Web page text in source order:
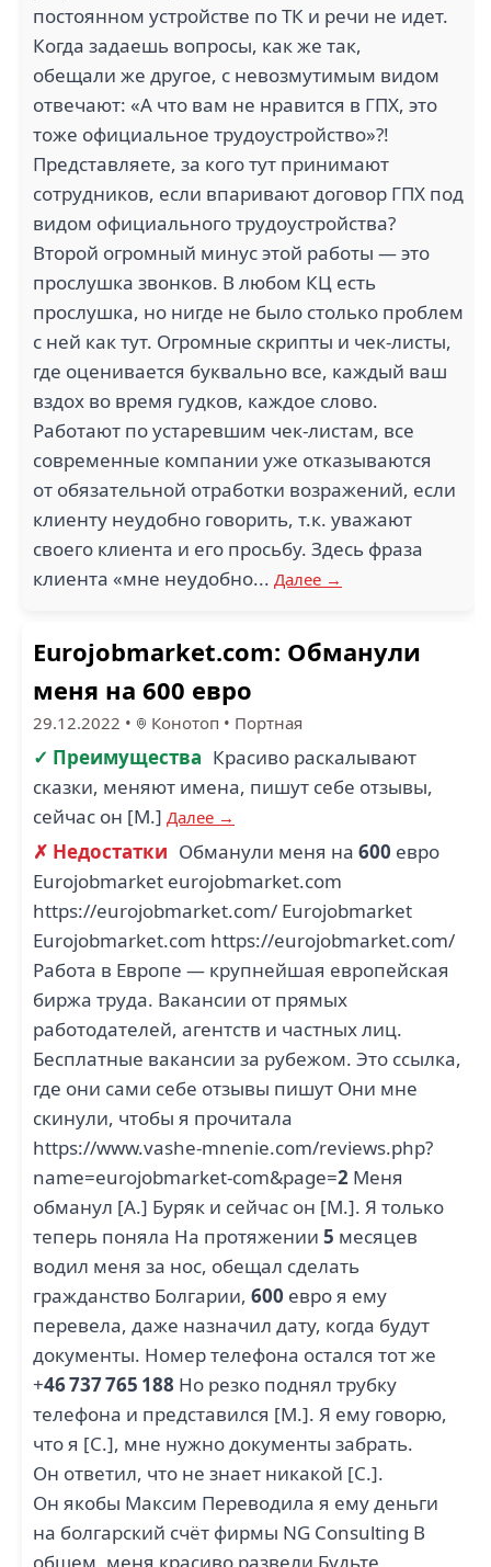
постоянном устройстве по ТК и речи не идет.
Когда задаешь вопросы, как же так,
обещали же другое, с невозмутимым видом
отвечают: «А что вам не нравится в ГПХ, это
тоже официальное трудоустройство»?!
Представляете, за кого тут принимают
сотрудников, если впаривают договор ГПХ под
видом официального трудоустройства?
Второй огромный минус этой работы — это
прослушка звонков. В любом КЦ есть
прослушка, но нигде не было столько проблем
с ней как тут. Огромные скрипты и чек-листы,
где оценивается буквально все, каждый ваш
вздох во время гудков, каждое слово.
Работают по устаревшим чек-листам, все
современные компании уже отказываются
от обязательной отработки возражений, если
клиенту неудобно говорить, т.к. уважают
своего клиента и его просьбу. Здесь фраза
клиента «мне неудобно... Далее →
Eurojobmarket.com: Обманули
меня на 600 евро
29.12.2022 • Конотоп • Портная
✓ Преимущества Красиво раскалывают
сказки, меняют имена, пишут себе отзывы,
сейчас он [М.] Далее →
✗ Недостатки Обманули меня на 600 евро
Eurojobmarket eurojobmarket.com
https://eurojobmarket.com/ Eurojobmarket
Eurojobmarket.com https://eurojobmarket.com/
Работа в Европе — крупнейшая европейская
биржа труда. Вакансии от прямых
работодателей, агентств и частных лиц.
Бесплатные вакансии за рубежом. Это ссылка,
где они сами себе отзывы пишут Они мне
скинули, чтобы я прочитала
https://www.vashe-mnenie.com/reviews.php?
name=eurojobmarket-com&page=2 Меня
обманул [А.] Буряк и сейчас он [М.]. Я только
теперь поняла На протяжении 5 месяцев
водил меня за нос, обещал сделать
гражданство Болгарии, 600 евро я ему
перевела, даже назначил дату, когда будут
документы. Номер телефона остался тот же
+46 737 765 188 Но резко поднял трубку
телефона и представился [М.]. Я ему говорю,
что я [С.], мне нужно документы забрать.
Он ответил, что не знает никакой [С.].
Он якобы Максим Переводила я ему деньги
на болгарский счёт фирмы NG Consulting В